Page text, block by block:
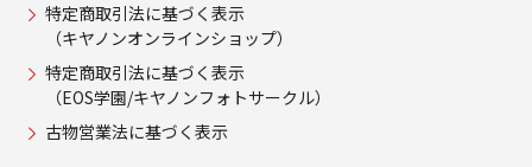
特定商取引法に基づく表示
（キヤノンオンラインショップ）
特定商取引法に基づく表示
（EOS学園/キヤノンフォトサークル）
古物営業法に基づく表示